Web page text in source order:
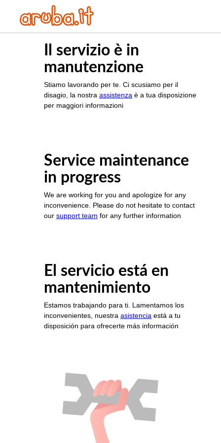
Il servizio è in
manutenzione
Stiamo lavorando per te. Ci scusiamo per il
disagio, la nostra assistenza è a tua disposizione
per maggiori informazioni
Service maintenance
in progress
We are working for you and apologize for any
inconvenience. Please do not hesitate to contact
our support team for any further information
El servicio está en
mantenimiento
Estamos trabajando para ti. Lamentamos los
inconvenientes, nuestra asistencia está a tu
disposición para ofrecerte más información